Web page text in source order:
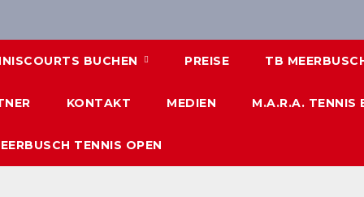
BUCHEN PREISE TB
KONTAKT MEDIEN M.A.R.A. TENNIS
TENNIS OPEN